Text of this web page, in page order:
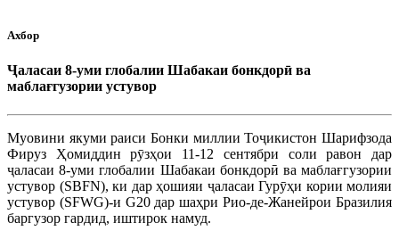
Ахбор
Ҷаласаи 8-уми глобалии Шабакаи бонкдорӣ ва
маблағгузории устувор
Муовини якуми раиси Бонки миллии Тоҷикистон Шарифзода
Фируз Ҳомиддин рӯзҳои 11-12 сентябри соли равон дар
ҷаласаи 8-уми глобалии Шабакаи бонкдорӣ ва маблағгузории
устувор (SBFN), ки дар ҳошияи ҷаласаи Гурӯҳи кории молияи
устувор (SFWG)-и G20 дар шаҳри Рио-де-Жанейрои Бразилия
баргузор гардид, иштирок намуд.